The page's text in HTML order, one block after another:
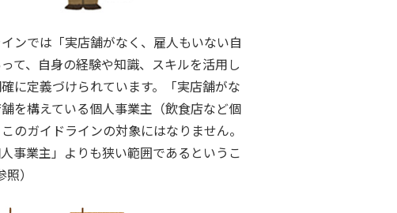
ンでは「実店舗がなく、雇人もいない自
て、自身の経験や知識、スキルを活用し
に定義づけられています。「実店舗がな
を構えている個人事業主（飲食店など個
のガイドラインの対象にはなりません。
事業主」よりも狭い範囲であるというこ
）